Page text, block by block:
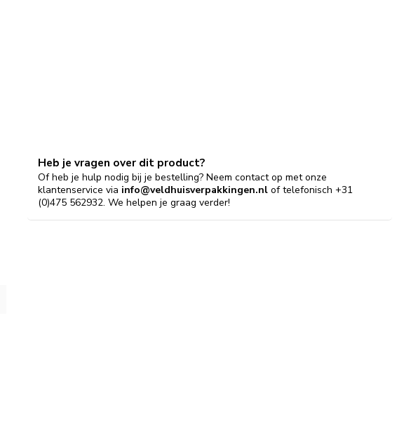
Heb je vragen over dit product?
Of heb je hulp nodig bij je bestelling? Neem contact op met onze
klantenservice via info@veldhuisverpakkingen.nl of telefonisch +31
(0)475 562932. We helpen je graag verder!